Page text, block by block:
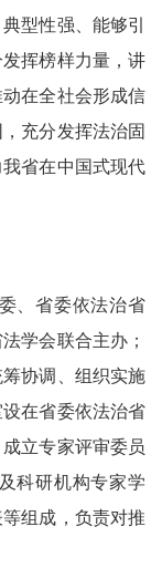
型性强、能够引
挥榜样力量，讲
在全社会形成信
充分发挥法治固
省在中国式现代
、省委依法治省
学会联合主办；
协调、组织实施
在省委依法治省
立专家评审委员
科研机构专家学
组成，负责对推